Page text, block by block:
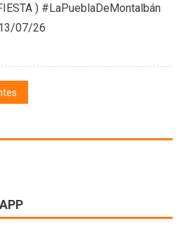
) #LaPueblaDeMontalbán
07/26